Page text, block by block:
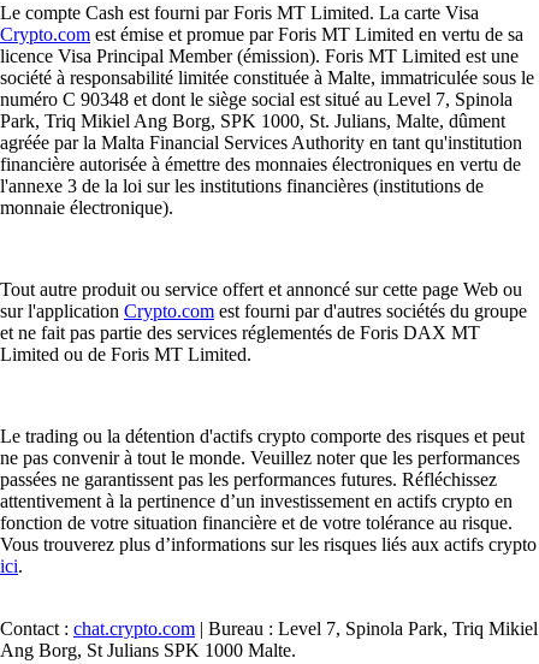
Le compte Cash est fourni par Foris MT Limited. La carte Visa
Crypto.com est émise et promue par Foris MT Limited en vertu de sa
licence Visa Principal Member (émission). Foris MT Limited est une
société à responsabilité limitée constituée à Malte, immatriculée sous le
numéro C 90348 et dont le siège social est situé au Level 7, Spinola
Park, Triq Mikiel Ang Borg, SPK 1000, St. Julians, Malte, dûment
agréée par la Malta Financial Services Authority en tant qu'institution
financière autorisée à émettre des monnaies électroniques en vertu de
l'annexe 3 de la loi sur les institutions financières (institutions de
monnaie électronique).
Tout autre produit ou service offert et annoncé sur cette page Web ou
sur l'application Crypto.com est fourni par d'autres sociétés du groupe
et ne fait pas partie des services réglementés de Foris DAX MT
Limited ou de Foris MT Limited.
Le trading ou la détention d'actifs crypto comporte des risques et peut
ne pas convenir à tout le monde. Veuillez noter que les performances
passées ne garantissent pas les performances futures. Réfléchissez
attentivement à la pertinence d’un investissement en actifs crypto en
fonction de votre situation financière et de votre tolérance au risque.
Vous trouverez plus d’informations sur les risques liés aux actifs crypto
ici.
Contact : chat.crypto.com | Bureau : Level 7, Spinola Park, Triq Mikiel
Ang Borg, St Julians SPK 1000 Malte.